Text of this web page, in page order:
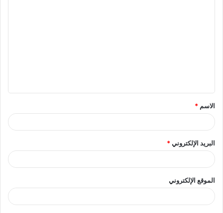
ق
*
الاسم *
البريد الإلكتروني*
الموقع الإلكتروني